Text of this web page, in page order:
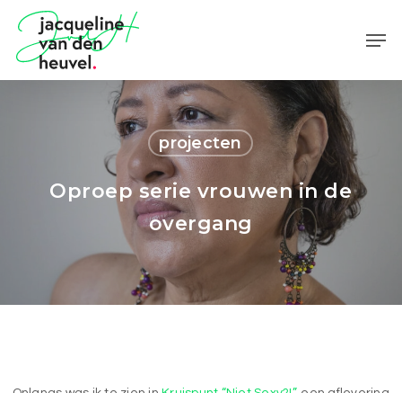
Skip
main
projecten
Oproep serie vrouwen in de
overgang